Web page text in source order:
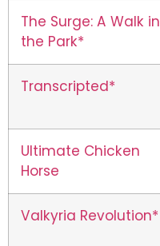
The Surge: A Walk in
the Park*
Transcripted*
Ultimate Chicken
Horse
Valkyria Revolution*